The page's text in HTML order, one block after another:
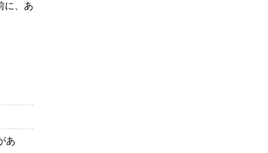
に、あ
あ